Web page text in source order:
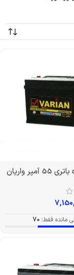
واریان
مانده فقط: 70